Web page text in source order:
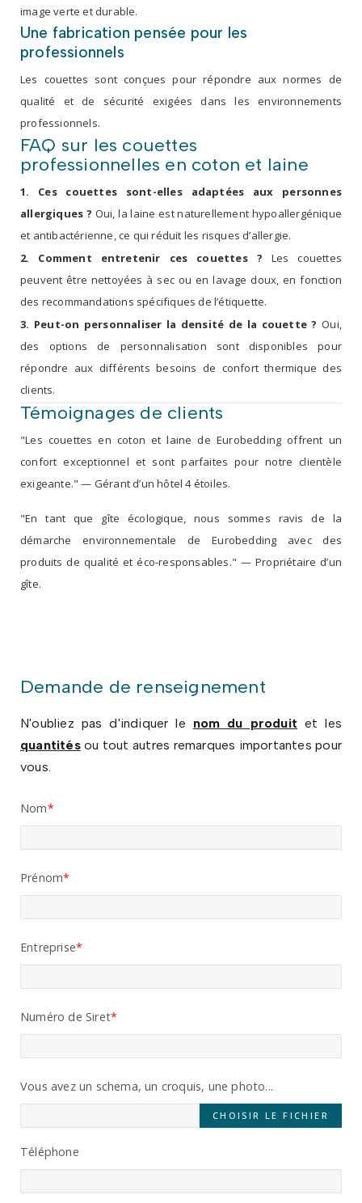
image verte et durable.
Une fabrication pensée pour les
professionnels
Les couettes sont conçues pour répondre aux normes de
qualité et de sécurité exigées dans les environnements
professionnels.
FAQ sur les couettes
professionnelles en coton et laine
1. Ces couettes sont-elles adaptées aux personnes
allergiques ? Oui, la laine est naturellement hypoallergénique
et antibactérienne, ce qui réduit les risques d’allergie.
2. Comment entretenir ces couettes ? Les couettes
peuvent être nettoyées à sec ou en lavage doux, en fonction
des recommandations spécifiques de l’étiquette.
3. Peut-on personnaliser la densité de la couette ? Oui,
des options de personnalisation sont disponibles pour
répondre aux différents besoins de confort thermique des
clients.
Témoignages de clients
"Les couettes en coton et laine de Eurobedding offrent un
confort exceptionnel et sont parfaites pour notre clientèle
exigeante." — Gérant d’un hôtel 4 étoiles.
"En tant que gîte écologique, nous sommes ravis de la
démarche environnementale de Eurobedding avec des
produits de qualité et éco-responsables." — Propriétaire d’un
gîte.
Demande de renseignement
N'oubliez pas d'indiquer le nom du produit et les
quantitésou tout autres remarques importantes pour
vous.
Nom
Prénom
Entreprise
Numéro de Siret
Vous avez un schema, un croquis, une photo...
CHOISIR LE FICHIER
Téléphone